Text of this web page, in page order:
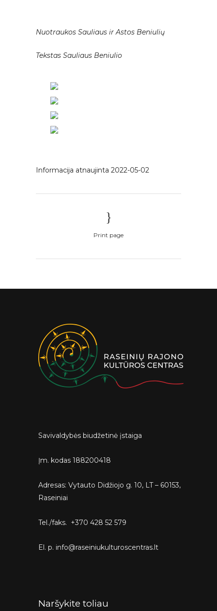
Nuotraukos Sauliaus ir Astos Beniulių
Tekstas Sauliaus Beniulio
Informacija atnaujinta 2022-05-02
Print page
Savivaldybės biudžetinė įstaiga
Įm. kodas 188200418
Adresas: Vytauto Didžiojo g. 10, LT – 60153,
Raseiniai
Tel./faks. +370 428 52 579
El. p. info@raseiniukulturoscentras.lt
Naršykite toliau